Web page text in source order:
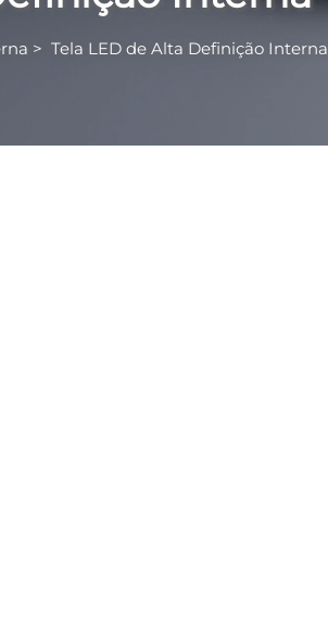
> Tela LED de Alta Definição Interna